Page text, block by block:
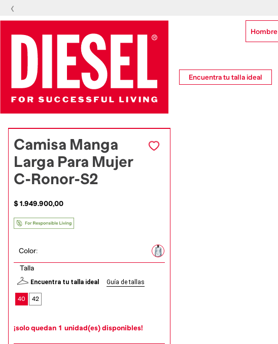
‹
Hombre
Encuentra tu talla ideal
Camisa Manga
Larga Para Mujer
C-Ronor-S2
$1.949.900,00
Color:
Talla
Encuentra tu talla ideal Guía de tallas
40 42
¡solo quedan 1 unidad(es) disponibles!